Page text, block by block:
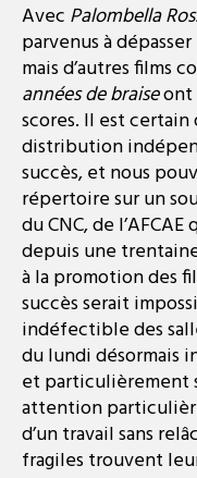
Avec Palombella
parvenus à
mais d’autres films
années de braiseont
scores. Il est
distribution
succès, et nous
répertoire sur un
du CNC, de
depuis une
à la promotion des
succès serait
indéfectible des
du lundi désormais
et particulièrement
attention
d’un travail sans
fragiles trouvent